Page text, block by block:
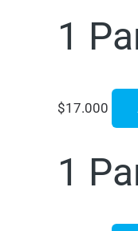
1
$17.000
1